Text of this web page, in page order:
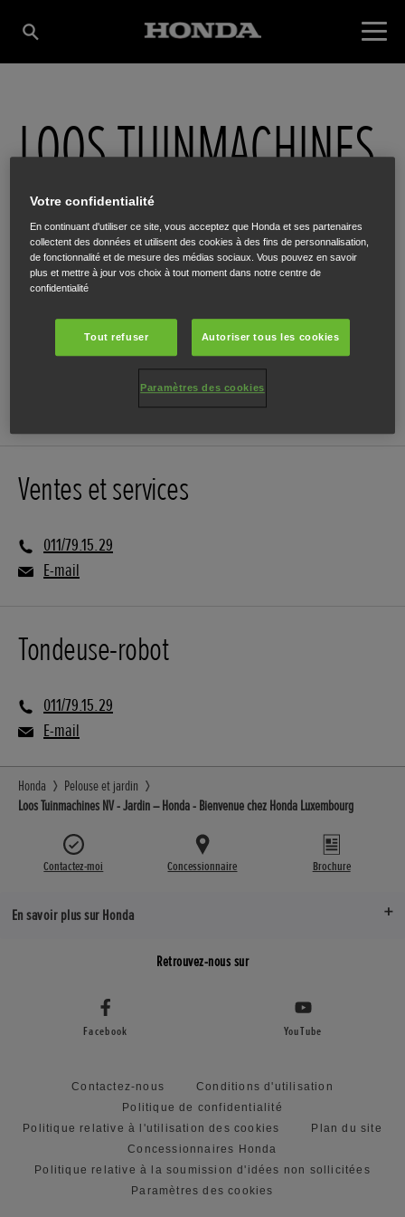
LOOS TUINMACHINES
NV
Lindedorp 46,PEER,3990
Ventes et services
011/79.15.29
E-mail
Tondeuse-robot
011/79.15.29
E-mail
Honda
Pelouse et jardin
Loos Tuinmachines NV - Jardin – Honda - Bienvenue chez Honda Luxembourg
Contactez-moi Concessionnaire Brochure
En savoir plus sur Honda
Retrouvez-nous sur
Facebook YouTube
Contactez-nous
Conditions d'utilisation
Politique de confidentialité
Politique relative à l'utilisation des cookies
Plan du site
Concessionnaires Honda
Politique relative à la soumission d'idées non sollicitées
Paramètres des cookies
Votre confidentialité
En continuant d'utiliser ce site, vous acceptez que Honda et ses partenaires
collectent des données et utilisent des cookies à des fins de personnalisation,
de fonctionnalité et de mesure des médias sociaux. Vous pouvez en savoir
plus et mettre à jour vos choix à tout moment dans notre centre de
confidentialité
Tout refuser Autoriser tous les cookies
Paramètres des cookies